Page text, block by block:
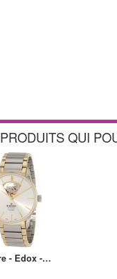
QUI
- Edox -…